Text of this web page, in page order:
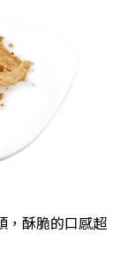
，酥脆的口感超